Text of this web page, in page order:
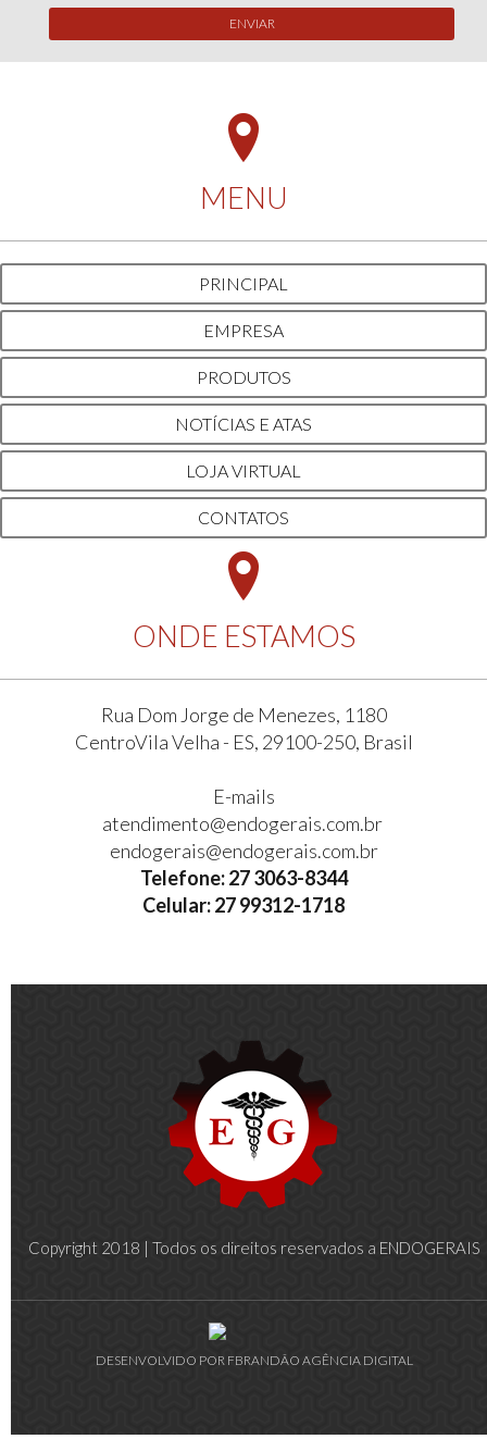
ENVIAR
MENU
PRINCIPAL
EMPRESA
PRODUTOS
NOTÍCIAS E ATAS
LOJA VIRTUAL
CONTATOS
ONDE ESTAMOS
Rua Dom Jorge de Menezes, 1180
CentroVila Velha - ES, 29100-250, Brasil
E-mails
atendimento@endogerais.com.br
endogerais@endogerais.com.br
Telefone: 27 3063-8344
Celular: 27 99312-1718
Copyright 2018 | Todos os direitos reservados a ENDOGERAIS
DESENVOLVIDO POR FBRANDÃO AGÊNCIA DIGITAL